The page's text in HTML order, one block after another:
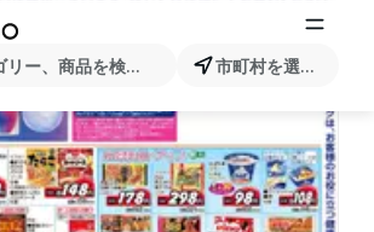
ー、商品を検索... 市町村を選択します